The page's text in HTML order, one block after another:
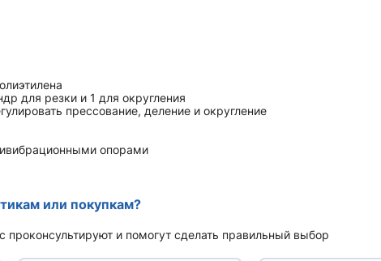
для резки и 1 для округления
прессование, деление и округление
опорами
или покупкам?
и помогут сделать правильный выбор